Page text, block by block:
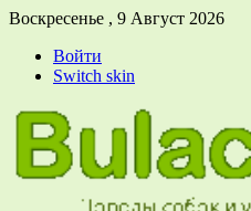
Воскресенье , 9 Август 2026
Войти
Switch skin